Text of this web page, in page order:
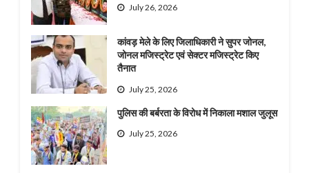
July 26, 2026
कांवड़ मेले के लिए जिलाधिकारी ने सुपर जोनल,
जोनल मजिस्ट्रेट एवं सेक्टर मजिस्ट्रेट किए
तैनात
July 25, 2026
पुलिस की बर्बरता के विरोध में निकाला मशाल जुलूस
July 25, 2026